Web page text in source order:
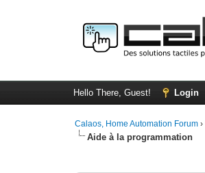
Hello There, Guest! Login
Calaos, Home Automation Forum ›
Aide à la programmation